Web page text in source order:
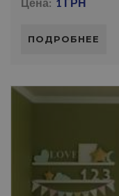
ПОДРОБНЕЕ